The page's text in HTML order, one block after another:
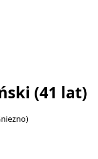
(41 lat)